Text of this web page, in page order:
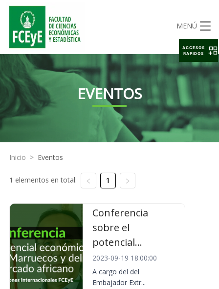
MENÚ
EVENTOS
Inicio > Eventos
1 elementos en total: 1
Conferencia
sobre el
potencial...
2023-09-19 18:00:00
A cargo del del
Embajador Extr...
ACCESOS
RAPIDOS